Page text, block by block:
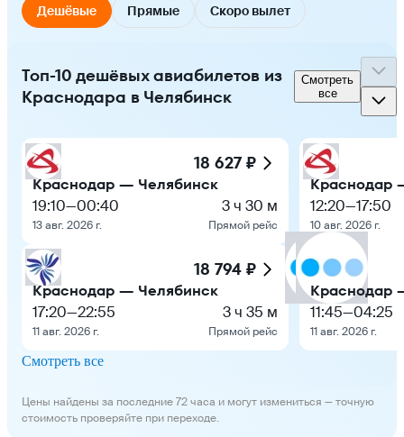
Дешёвые Прямые Скоро вылет
Топ-10 дешёвых авиабилетов из
Краснодара в Челябинск
Смотреть
все
18 627 ₽
Краснодар — Челябинск
19:10—00:40
13 авг. 2026 г.
3 ч 30 м
Прямой рейс
18 794 ₽
Краснодар — Челябинск
17:20—22:55
11 авг. 2026 г.
3 ч 35 м
Прямой рейс
Краснодар
12:20—17:50
10 авг. 2026 г.
Краснодар
11:45—04:25
11 авг. 2026 г.
Смотреть все
Цены найдены за последние 72 часа и могут измениться — точную
стоимость проверяйте при переходе.